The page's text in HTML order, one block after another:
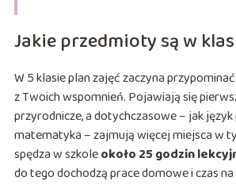
Jakie przedmioty są w
W 5 klasie plan zajęć zaczyna
z Twoich wspomnień. Pojawiają się
przyrodnicze, a dotychczasowe – jak język
matematyka – zajmują więcej miejsca w
spędza w szkoleokoło 25 godzin
do tego dochodzą prace domowe i czas